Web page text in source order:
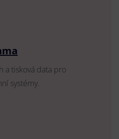
a tisková data pro
systémy.